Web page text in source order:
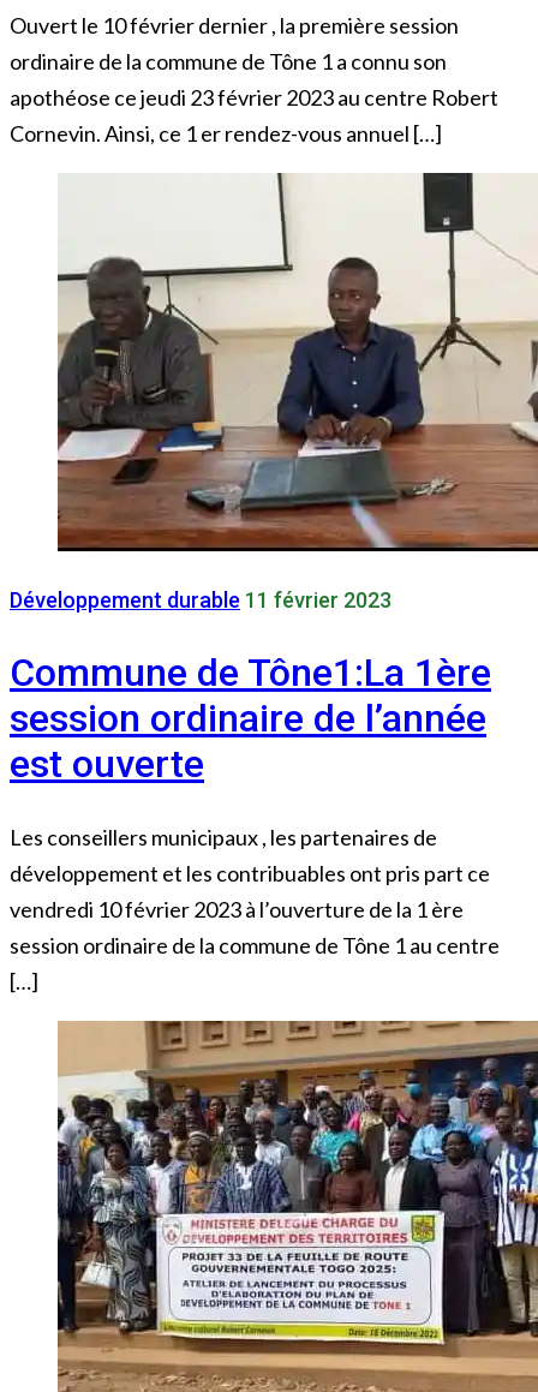
Ouvert le 10 février dernier , la première session
ordinaire de la commune de Tône 1 a connu son
apothéose ce jeudi 23 février 2023 au centre Robert
Cornevin. Ainsi, ce 1 er rendez-vous annuel […]
Développement durable 11 février 2023
Commune de Tône1:La 1ère
session ordinaire de l’année
est ouverte
Les conseillers municipaux , les partenaires de
développement et les contribuables ont pris part ce
vendredi 10 février 2023 à l’ouverture de la 1 ère
session ordinaire de la commune de Tône 1 au centre
[…]